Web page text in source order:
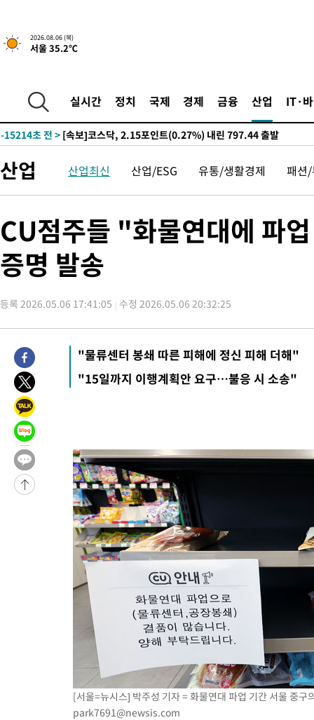
2026.08.06 (목)
서울 35.2℃
실시간 정치 국제 경제 금융 산업 IT·
-20634초 전 >[속보]경찰, '홍명보 선임 논란' 대한축구협회·축구회관 등 압
색-20021초 전 >[속보]산업장관 "美무역법 제301조 과잉생산 결과 발표 8월
-19086초 전 >
[속보]전남광주 초대 시민추천 부시장에 백승주·윤난실
-16647초 전 >
-15214초 전 > [속보]코스닥, 2.15포인트(0.27%) 내린 797.44 출발
-11644초 전 >
6월 경상수지 497.3억 달러…두 달 연속 사상 최대
-11595초 전 >서울 낮 39도 '폭염중대경보'…40도 관측 가능성도
-1130초 전 >[속보] 호르무즈 해협 이란-오만 협상 기대속 뉴욕증시 혼조 마감
우 0.49%↑
8분 전 >[속보] 이란 대통령 "지금 최고지도자와 소통하기가 매우 어려워" 취
년 인터뷰
4시간 전 >[속보] "이란-오만, 호르무즈 해협 통행 항로 합의" 이란 외무부 대
-25459초 전 >트럼프, 한국계 진보 주지사 후보 맹공…"공산주의가 최대 위
-25437초 전 >"美간섭에 합의 지연"…트럼프, '이란 호르무즈 통제권' 수용
-21957초 전 >
[속보]산업장관 "李정부, 원전 반대 안해…안정 전력 위해 불
-20654초 전 >
[속보]경찰, '홍명보 선임 논란' 대한축구협회·축구회관 등 압
-20041초 전 >
[속보]산업장관 "美무역법 제301조 과잉생산 결과 발표 8월
-19834초 전 >
-19106초 전 >
-16667초 전 >
서울 열대야 15일째 지속…비공식 '초열대야' 30도 넘어
-15234초 전 >
[속보]코스닥, 2.15포인트(0.27%) 내린 797.44 출발
-15217초 전 >
[속보]코스피, 119.51포인트(1.81%) 내린 6478.75 개장
6월 경상수지 497.3억 달러…두 달 연속 사상 최대
서울 낮 39도 '폭염중대경보'…40도 관측 가능성도
미 워싱턴주 스포캔 시의 통제불능 3개 산불, 방화선 일부 구축
[속보] 호르무즈 해협 이란-오만 협상 기대속 뉴욕증시 혼조 마
[속보] 이란 대통령 "지금 최고지도자와 소통하기가 매우 어려워" 취
[속보] "이란-오만, 호르무즈 해협 통행 항로 합의" 이란 외무부 대
산업 산업최신 산업/ESG 유통/생활경제 패션
CU점주들 "화물연대에 파
증명 발송
등록 2026.05.06 17:41:05 수정 2026.05.06 20:32:25
"물류센터 봉쇄 따른 피해에 정신 피해 더해"
"15일까지 이행계획안 요구…불응 시 소송"
[서울=뉴시스] 박주성 기자 = 화물연대 파업 기간 서울 중
park7691@newsis.com